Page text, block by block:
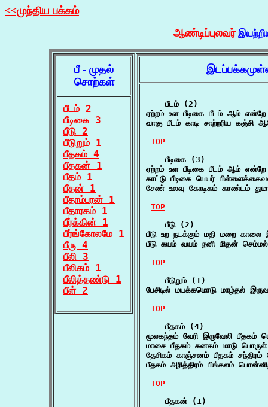
<<முந்திய பக்கம்
ஆண்டிப்புலவர்
பீ - முதல்
சொற்கள்
பீடம் 2
பீடிகை 3
பீடு 2
பீடுறும் 1
பீதகம் 4
பீதகன் 1
பீதம் 1
பீதன் 1
பீதாம்பரன் 1
பீதாரகம் 1
பீர்க்கின் 1
பீர்ங்கோலமே 1
பீரு 4
பீலி 3
பீலிகம் 1
பீலித்தண்டு 1
பீள் 2
    பீடம் (2)
ஏற்றம் உள பீடிகை பீடம் ஆம்
வாகு பீடம் காடி சாற்றரிய
TOP
    பீடிகை (3)
ஏற்றம் உள பீடிகை பீடம் ஆம்
காட்டு பீடிகை பெயர்
சேண் உலவு கோடிகம் காண்டம்
TOP
    பீடு (2)
பீடு உற நடக்கும் மதி மறை காலை
பீடு கயம் வயம் நனி மிதன்
TOP
    பீடுறும் (1)
பேசிடில் மயக்கமொடு மாழ்தல்
TOP
    பீதகம் (4)
மூலகந்தம் வேரி இருவேலி பீதகம்
மாசை பீதகம் கனகம் மாடு
தேசிகம் காஞ்சனம் பீதகம்
பீதகம் அரித்திரம் பிங்கலம்
TOP
    பீதகன் (1)